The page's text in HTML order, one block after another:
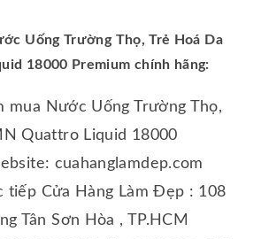
Uống Trường Thọ, Trẻ Hoá Da
18000 Premium chính hãng:
mua Nước Uống Trường Thọ,
Quattro Liquid 18000
cuahanglamdep.com
tiếp Cửa Hàng Làm Đẹp : 108
Tân Sơn Hòa , TP.HCM